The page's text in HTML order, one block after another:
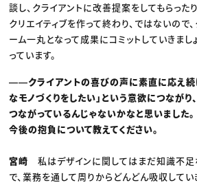
談し、クライアントに改善提案をしてもらったり
クリエイティブを作って終わり、ではないので
ーム一丸となって成果にコミットしていきまし
っています。
――クライアントの喜びの声に素直に応え続
なモノづくりをしたい」という意欲につながり
つながっているんじゃないかなと思いました。
今後の抱負について教えてください。
宮崎私はデザインに関してはまだ知識不足
で、業務を通して周りからどんどん吸収してい